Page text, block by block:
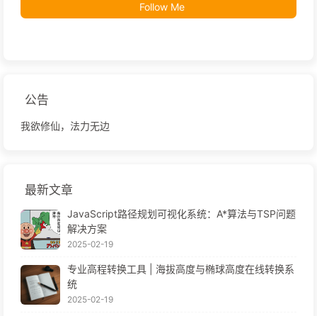
Follow Me
公告
我欲修仙，法力无边
最新文章
JavaScript路径规划可视化系统：A*算法与TSP问题
解决方案
2025-02-19
专业高程转换工具 | 海拔高度与椭球高度在线转换系
统
2025-02-19